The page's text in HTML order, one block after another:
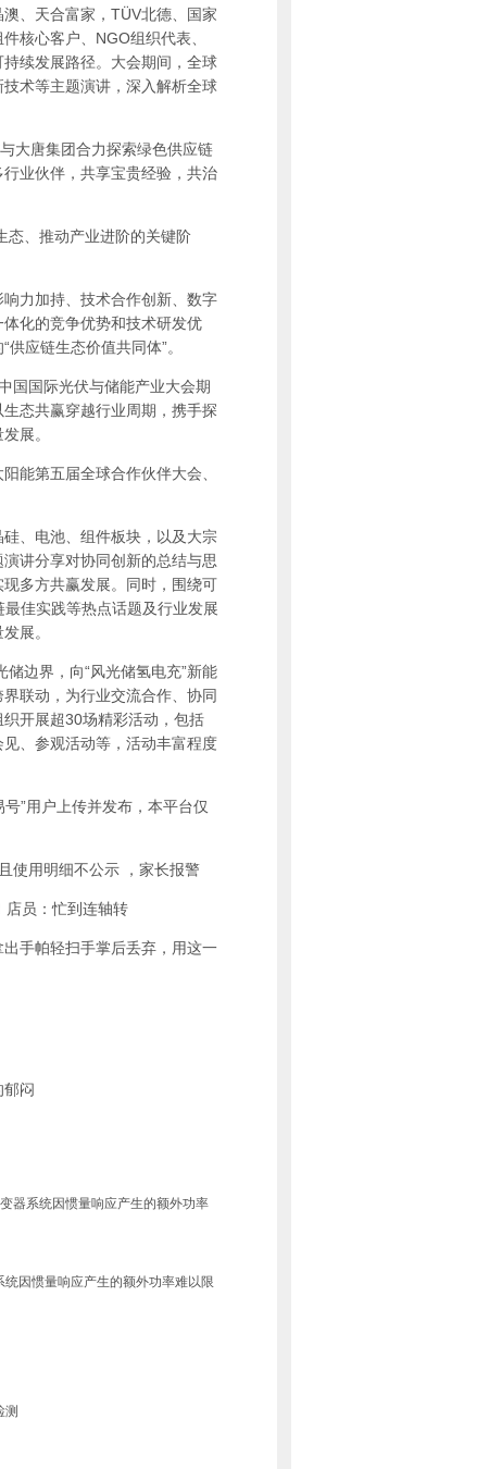
、天合富家，TÜV北德、国家
核心客户、NGO组织代表、
续发展路径。大会期间，全球
术等主题演讲，深入解析全球
大唐集团合力探索绿色供应链
业伙伴，共享宝贵经验，共治
、推动产业进阶的关键阶
力加持、技术合作创新、数字
化的竞争优势和技术研发优
应链生态价值共同体”。
国际光伏与储能产业大会期
态共赢穿越行业周期，携手探
展。
第五届全球合作伙伴大会、
、电池、组件板块，以及大宗
讲分享对协同创新的总结与思
多方共赢发展。同时，围绕可
佳实践等热点话题及行业发展
展。
边界，向“风光储氢电充”新能
联动，为行业交流合作、协同
开展超30场精彩活动，包括
、参观活动等，活动丰富程度
”用户上传并发布，本平台仅
用明细不公示 ，家长报警
员：忙到连轴转
手帕轻扫手掌后丢弃，用这一
闷
器系统因惯量响应产生的额外功率
因惯量响应产生的额外功率难以限
测